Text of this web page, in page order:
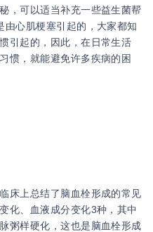
，可以适当补充一些益生菌帮
心肌梗塞引起的，大家都知
引起的，因此，在日常生活
惯，就能避免许多疾病的困
床上总结了脑血栓形成的常见
化、血液成分变化3种，其中
粥样硬化，这也是脑血栓形成